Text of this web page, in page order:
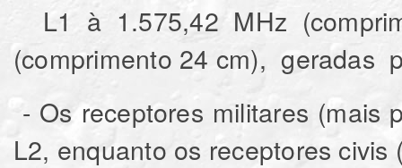
L1 à 1.575,42 MHz
(comprimento 24 cm), geradas
- Os receptores militares (mais
L2, enquanto os receptores